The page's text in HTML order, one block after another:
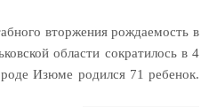
вторжения рождаемость в
области сократилось в 4
Изюме родился 71 ребенок.